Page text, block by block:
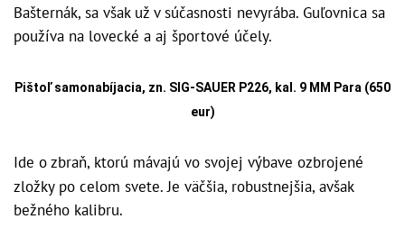
Bašternák, sa však už v súčasnosti nevyrába. Guľovnica sa
používa na lovecké a aj športové účely.
Pištoľ samonabíjacia, zn. SIG-SAUER P226, kal. 9 MM Para (650
eur)
Ide o zbraň, ktorú mávajú vo svojej výbave ozbrojené
zložky po celom svete. Je väčšia, robustnejšia, avšak
bežného kalibru.